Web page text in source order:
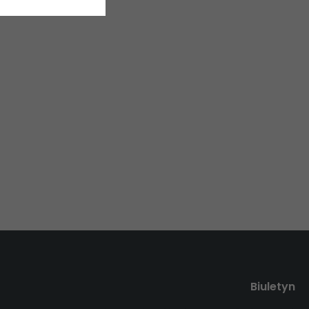
Biuletyn